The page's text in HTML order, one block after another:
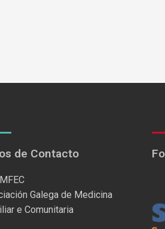
de Contacto
Galega de Medicina
e Comunitaria